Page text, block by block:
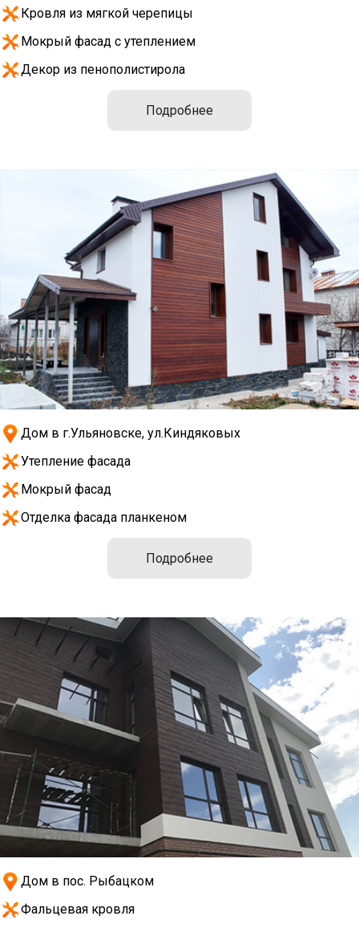
Кровля из мягкой черепицы
Мокрый фасад с утеплением
Декор из пенополистирола
Подробнее
Дом в г.Ульяновске, ул.Киндяковых
Утепление фасада
Мокрый фасад
Отделка фасада планкеном
Подробнее
Дом в пос. Рыбацком
Фальцевая кровля